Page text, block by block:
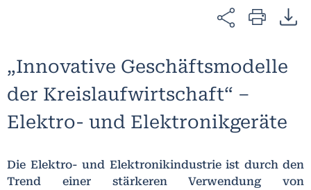
„Innovative Geschäftsmodelle
der Kreislaufwirtschaft“ –
Elektro- und Elektronikgeräte
Die Elektro- und Elektronikindustrie ist durch den
Trend einer stärkeren Verwendung von